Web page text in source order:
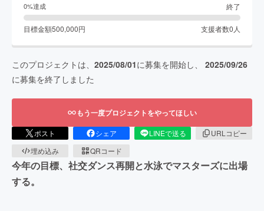
0%達成 終了
目標金額500,000円 支援者数0 人
このプロジェクトは、 2025/08/01に募集を開始し、 2025/09/26
に募集を終了しました
もう一度プロジェクトをやってほしい
ポスト シェア LINEで送る
URLコピー
埋め込み
QRコード
今年の目標、社交ダンス再開と水泳でマスターズに出場
する。